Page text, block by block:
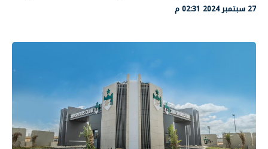
27 سبتمبر 2024 02:31 م